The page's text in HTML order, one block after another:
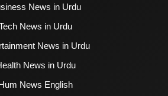
News in Urdu
News in Urdu
News in Urdu
News in Urdu
News English